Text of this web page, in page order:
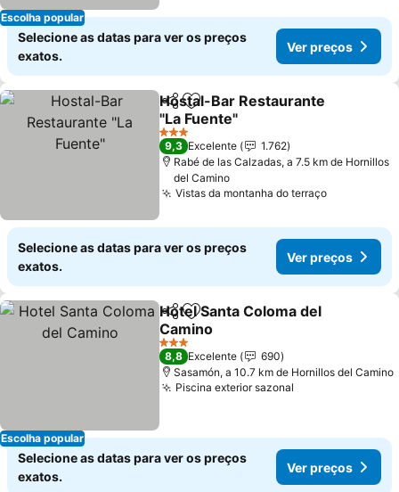
Escolha popular
Selecione as datas para ver os preços
exatos.
Ver preços
PartilharAdicionar aos favoritos
Hostal-Bar Restaurante
"La Fuente"
3 Estrelas
9,3 Excelente
1.762
Rabé de las Calzadas, a 7.5 km de Hornillos
del Camino
Vistas da montanha do terraço
Selecione as datas para ver os preços
exatos.
Ver preços
Escolha popular
PartilharAdicionar aos favoritos
Hotel Santa Coloma del
Camino
3 Estrelas
8,8 Excelente
690
Sasamón, a 10.7 km de Hornillos del Camino
Piscina exterior sazonal
Selecione as datas para ver os preços
exatos.
Ver preços